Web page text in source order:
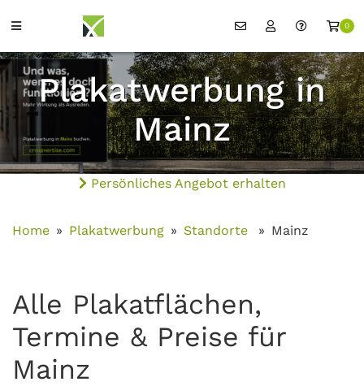
0
Plakatwerbung in
Mainz
Persönliches Angebot erhalten
Home Plakatwerbung Standorte Mainz
Alle Plakatflächen,
Termine & Preise für
Mainz